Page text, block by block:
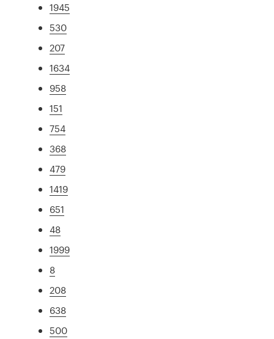
1945
530
207
1634
958
151
754
368
479
1419
651
48
1999
8
208
638
500